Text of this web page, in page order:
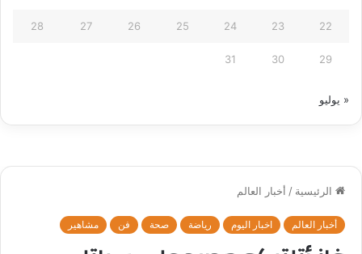
22
23
24
25
26
27
28
29
30
31
« يوليو